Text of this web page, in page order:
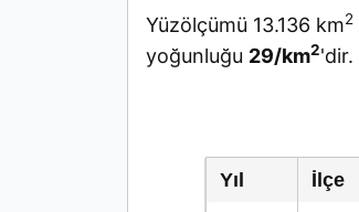
Yüzölçümü 13.136 km2
yoğunluğu 29/km2'dir.
Yıl İlçe